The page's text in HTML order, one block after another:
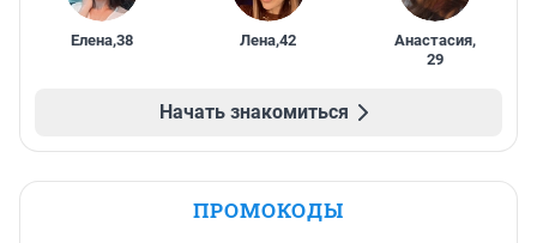
Елена,38 Лена,42 Анастасия,
29
Начать знакомиться
ПРОМОКОДЫ